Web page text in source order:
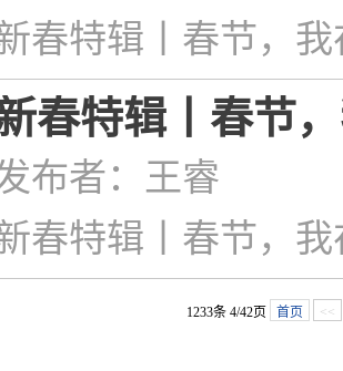
春特辑丨春节，我
春特辑丨春节
布者：王睿
春特辑丨春节，我
1233条 4/42页 首页 <<